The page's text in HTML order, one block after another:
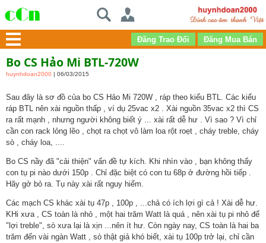
Bo CS Hảo Mi BTL-720W
huynhdoan2000 | 06/03/2015
Sau đây là sơ đồ của bo CS Hảo Mi 720W , ráp theo kiểu BTL. Các kiểu
ráp BTL nên xài nguồn thấp , ví dụ 25vac x2 . Xài nguồn 35vac x2 thì CS
ra rất mạnh , nhưng người không biết ý ... xài rất dễ hư . Vì sao ? Vì chỉ
cần con rack lỏng lẽo , chọt ra chọt vô làm loa rột roẹt , cháy treble, cháy
sò , cháy loa, ....
Bo CS nầy đã "cải thiện" vấn đề tự kích. Khi nhìn vào , bạn không thấy
con tụ pi nào dưới 150p . Chỉ đặc biệt có con tu 68p ở đường hồi tiếp .
Hãy gở bỏ ra. Tụ này xài rất nguy hiểm.
Các mạch CS khác xài tụ 47p , 100p , ...chả có ích lợi gì cả ! Xài dễ hư.
KHi xưa , CS toàn là nhỏ , một hai trăm Watt là quá , nên xài tụ pi nhỏ để
"lợi treble", sò xưa lại là xịn ...nên ít hư. Còn ngày nay, CS toàn là hai ba
trăm đến vài ngàn Watt , sò thật giả khó biết, xài tụ 100p trở lại, chỉ cần